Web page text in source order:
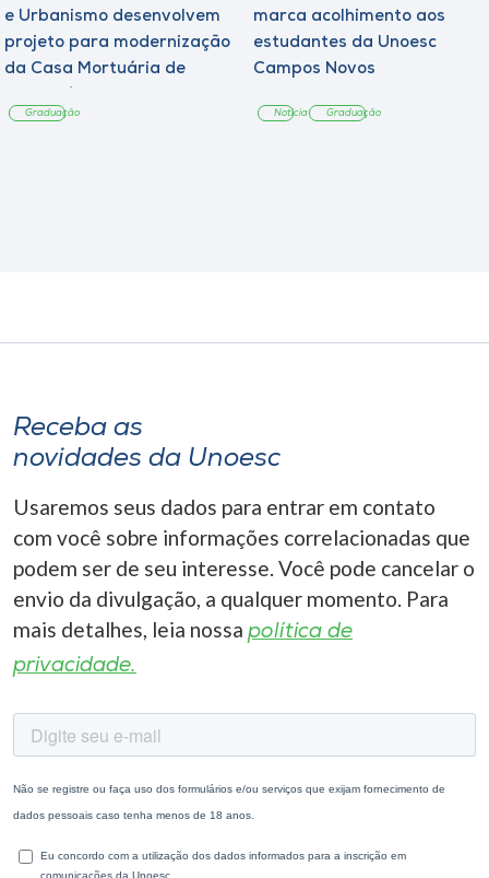
e Urbanismo desenvolvem
projeto para modernização
da Casa Mortuária de
Graduação
marca acolhimento aos
estudantes da Unoesc
Campos Novos
Notícia Graduação
Receba as
novidades da Unoesc
Usaremos seus dados para entrar em contato
com você sobre informações correlacionadas que
podem ser de seu interesse. Você pode cancelar o
envio da divulgação, a qualquer momento. Para
mais detalhes, leia nossa política de
privacidade.